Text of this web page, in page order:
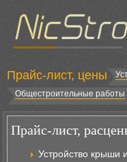
Прайс-лист, цены
Общестроительные работы
Прайс-лист,
Устройство крыши